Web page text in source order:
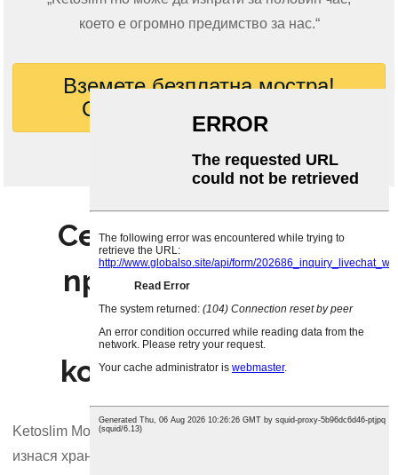
което е огромно предимство за нас.“
Вземете безплатна мостра!
Свържете се с нас сега!
Сертификати от
производителя и
фабриката за
конджакови юфка
Ketoslim Mo е напълно квалифициран, с чест и сила,
изнася храна, авторитетен сертификат за